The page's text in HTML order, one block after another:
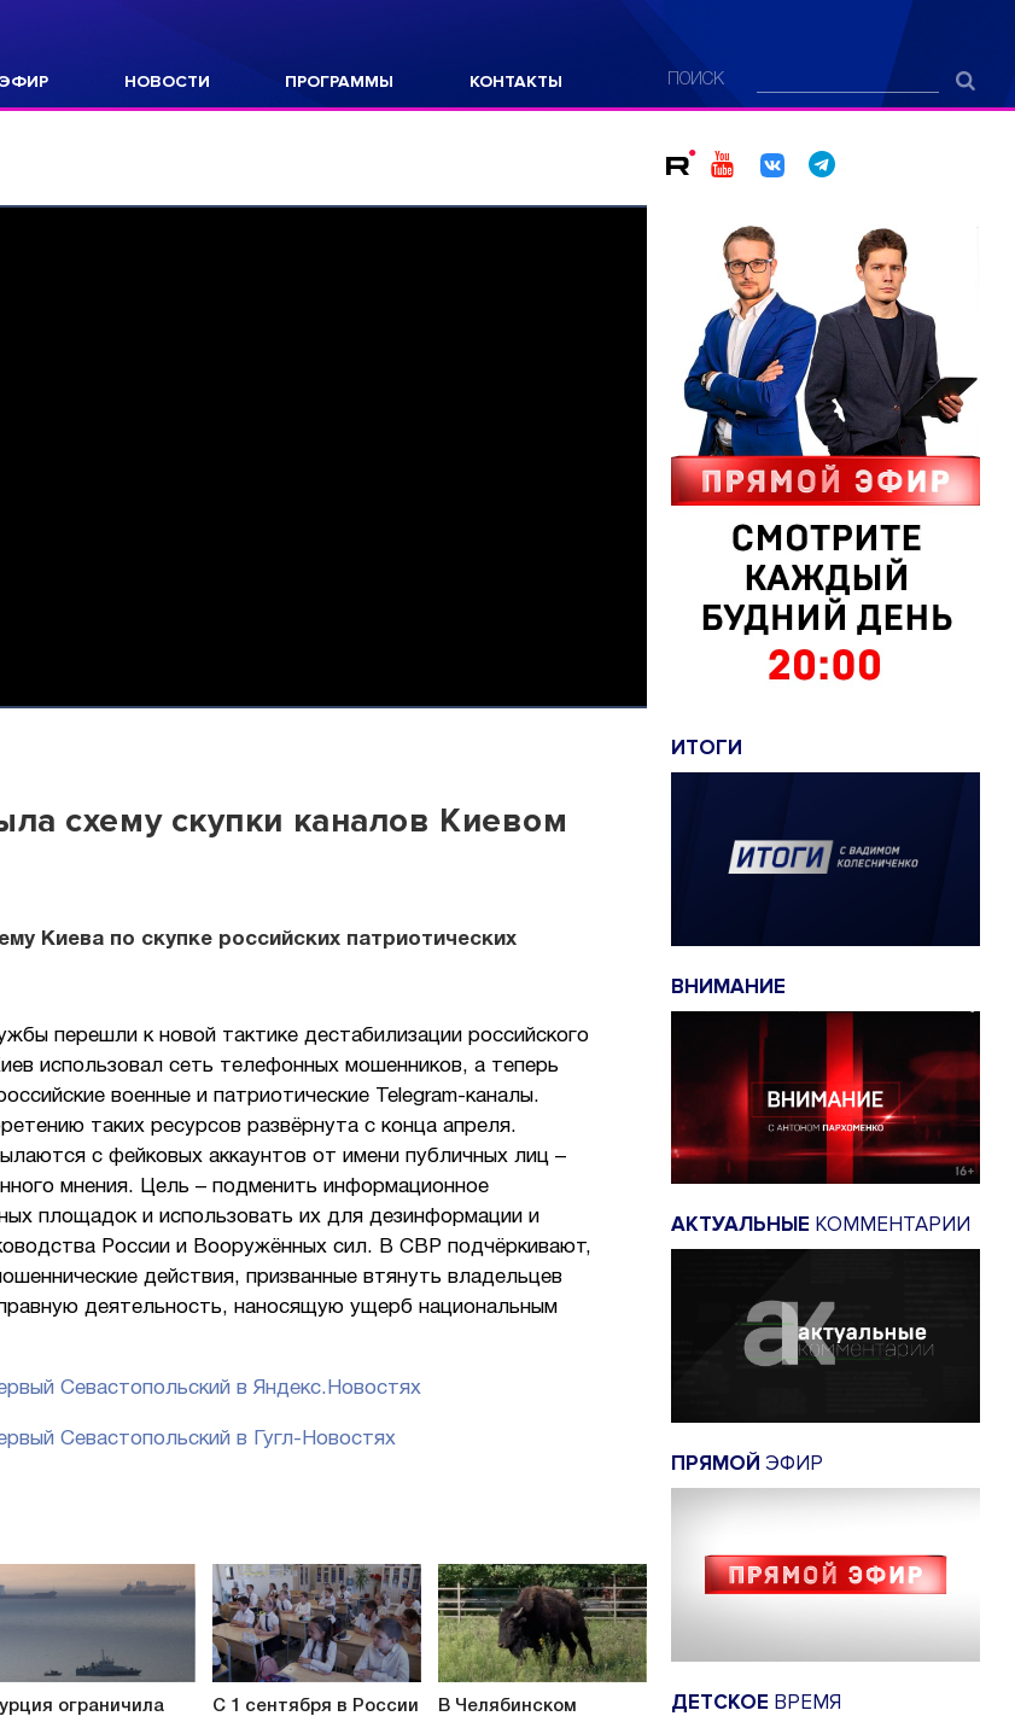
НОВОСТИ ПРОГРАММЫ КОНТАКТЫ ПОИСК
схему скупки каналов Киевом
Киева по скупке российских патриотических
перешли к новой тактике дестабилизации российского
использовал сеть телефонных мошенников, а теперь
военные и патриотические Telegram-каналы.
таких ресурсов развёрнута с конца апреля.
с фейковых аккаунтов от имени публичных лиц –
мнения. Цель – подменить информационное
площадок и использовать их для дезинформации и
России и Вооружённых сил. В СВР подчёркивают,
действия, призванные втянуть владельцев
деятельность, наносящую ущерб национальным
Севастопольский в Яндекс.Новостях
Севастопольский в Гугл-Новостях
ограничила
С 1 сентября в России
В Челябинском
ИТОГИ
ВНИМАНИЕ
АКТУАЛЬНЫЕ КОММЕНТАРИИ
ПРЯМОЙ ЭФИР
ДЕТСКОЕ ВРЕМЯ